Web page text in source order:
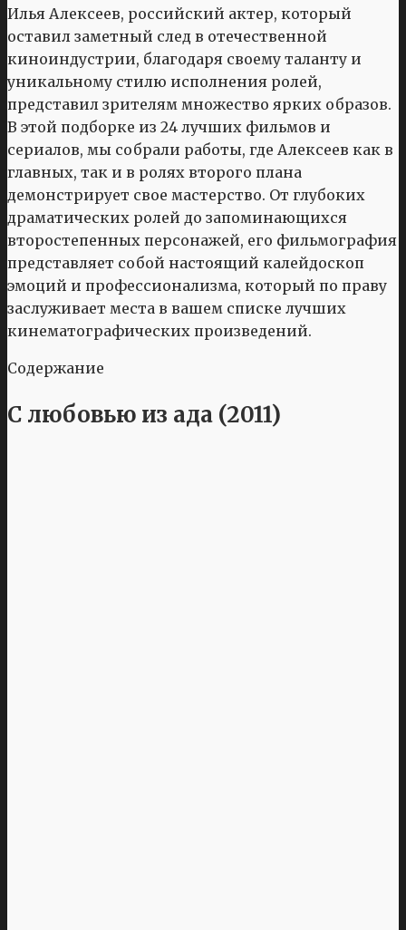
Илья Алексеев, российский актер, который
оставил заметный след в отечественной
киноиндустрии, благодаря своему таланту и
уникальному стилю исполнения ролей,
представил зрителям множество ярких образов.
В этой подборке из 24 лучших фильмов и
сериалов, мы собрали работы, где Алексеев как в
главных, так и в ролях второго плана
демонстрирует свое мастерство. От глубоких
драматических ролей до запоминающихся
второстепенных персонажей, его фильмография
представляет собой настоящий калейдоскоп
эмоций и профессионализма, который по праву
заслуживает места в вашем списке лучших
кинематографических произведений.
Содержание
С любовью из ада (2011)